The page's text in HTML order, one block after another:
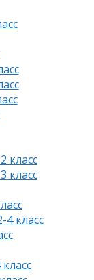
класс
класс
класс